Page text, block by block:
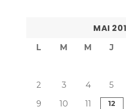
MAI
L M M J
2 3 4 5
9
10 11 12